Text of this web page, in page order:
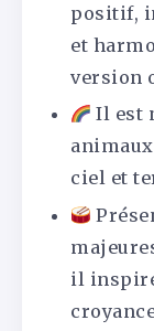
positif,
et
version
Il est
ciel et
il